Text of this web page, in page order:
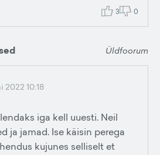
3 0
Üldfoorum
2022 10:18
iga kell uuesti. Neil
ja jamad. Ise käisin perega
kujunes selliselt et